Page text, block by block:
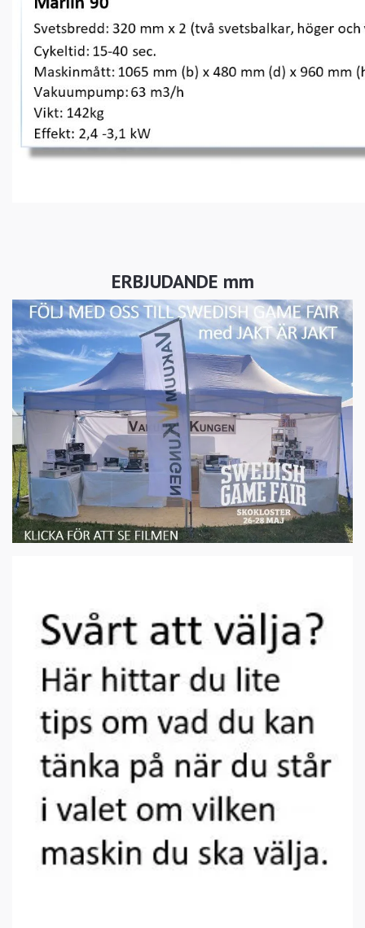
ERBJUDANDE mm